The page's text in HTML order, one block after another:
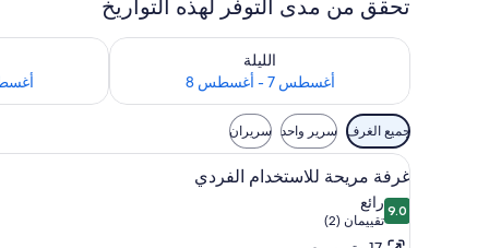
تحقق من مدى التوفر لهذه التواريخ
الليلة
أغسطس 7 - أغسطس 8
تحقق من مدى التوفر لليلة للفترة أغسطس 7 - أغسطس 8
أغسطس 8 -
تحقق من مدى
عوامل
التصفية
المتاحة
للغرف
جميع الغرف سرير واحد سريران
استعراض
جميع
صور
غرفة
ملاءات للفراش لا تسبب
6
غرفة مريحة للاستخدام الفردي
9.09.0 من 10
رائع
تقييمان (2)
(تقييمان